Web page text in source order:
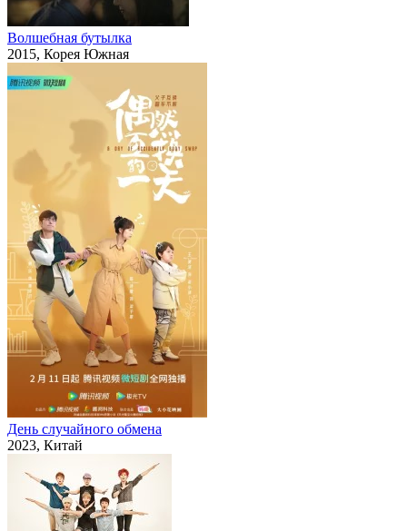
Волшебная бутылка
2015, Корея Южная
День случайного обмена
2023, Китай